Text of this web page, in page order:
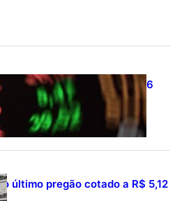
último pregão aos 177.726
último pregão cotado a R$ 5,12